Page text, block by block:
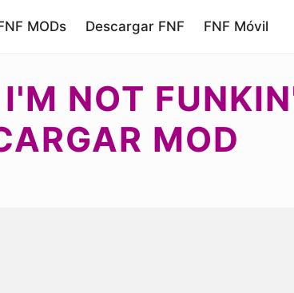
MODs Descargar FNF FNF Móvil
NOT
MOD